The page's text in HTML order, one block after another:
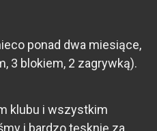
ponad dwa miesiące,
3 blokiem, 2 zagrywką).
klubu i wszystkim
i bardzo tęsknię za